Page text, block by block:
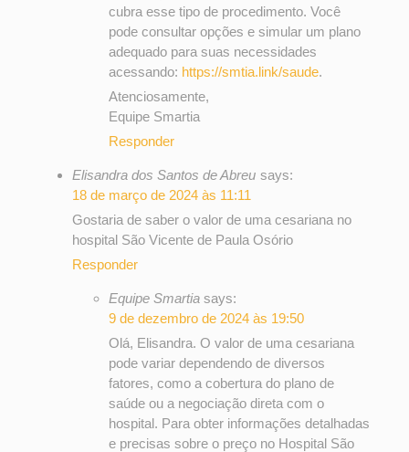
cubra esse tipo de procedimento. Você
pode consultar opções e simular um plano
adequado para suas necessidades
acessando: https://smtia.link/saude.
Atenciosamente,
Equipe Smartia
Responder
Elisandra dos Santos de Abreu says:
18 de março de 2024 às 11:11
Gostaria de saber o valor de uma cesariana no
hospital São Vicente de Paula Osório
Responder
Equipe Smartia says:
9 de dezembro de 2024 às 19:50
Olá, Elisandra. O valor de uma cesariana
pode variar dependendo de diversos
fatores, como a cobertura do plano de
saúde ou a negociação direta com o
hospital. Para obter informações detalhadas
e precisas sobre o preço no Hospital São